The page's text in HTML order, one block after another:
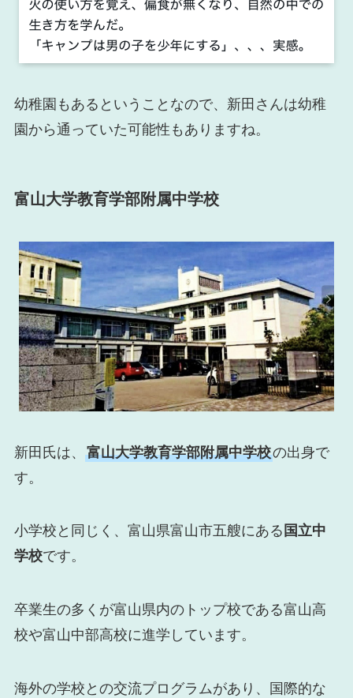
幼稚園もあるということなので、新田さんは幼稚
園から通っていた可能性もありますね。
富山大学教育学部附属中学校
新田氏は、 富山大学教育学部附属中学校の出身で
す。
小学校と同じく、富山県富山市五艘にある 国立中
学校です。
卒業生の多くが富山県内のトップ校である富山高
校や富山中部高校に進学しています。
海外の学校との交流プログラムがあり、国際的な